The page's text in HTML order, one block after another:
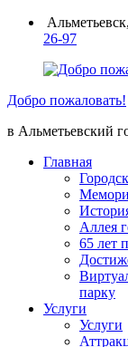
Перейти
26-97
Добро пожаловать!
в Альметьевский
Главная
Аллея
65 лет
парку
Услуги
Услуги